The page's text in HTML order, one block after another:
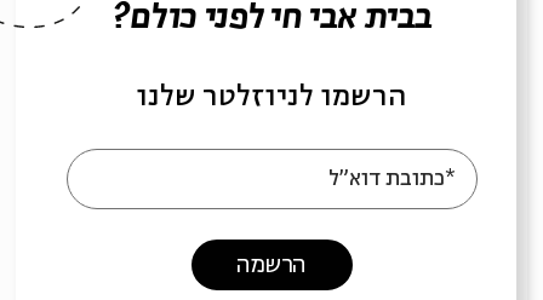
16.02.22
בבית אבי חי לפני כולם?
הרשמו לניוזלטר שלנו
*כתובת דוא"ל
הרשמה